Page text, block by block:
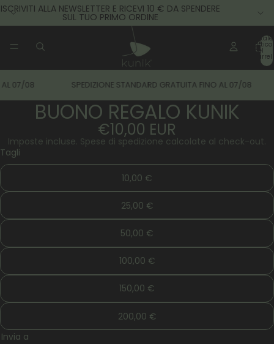
ISCRIVITI ALLA NEWSLETTER E RICEVI 10 € DA SPENDERE
SUL TUO PRIMO ORDINE
Totale
nel
07/08 SPEDIZIONE STANDARD GRATUITA FINO AL 07/08
BUONO REGALO KUNIK
€10,00 EUR
Imposte incluse. Spese di spedizione calcolate al check-out.
Tagli
10,00 €
25,00 €
50,00 €
100,00 €
150,00 €
200,00 €
Invia a